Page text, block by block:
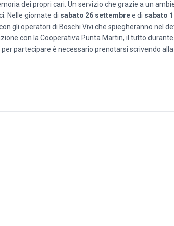
dei propri cari. Un servizio che grazie a un
Nelle giornate di sabato 26 settembree di sabato
gli operatori di Boschi Vivi che spiegheranno nel
con la Cooperativa Punta Martin, il tutto
partecipare è necessario prenotarsi scrivendo alla